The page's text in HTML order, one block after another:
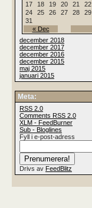
« Dec
17
18 19 20 21 22
24
25 26 27 28 29
31
december 2018
december 2017
december 2016
december 2015
maj 2015
januari 2015
Meta:
RSS 2.0
Comments RSS 2.0
XLM - FeedBurner
Sub - Bloglines
Fyll i e-post-adress
Drivs av FeedBlitz